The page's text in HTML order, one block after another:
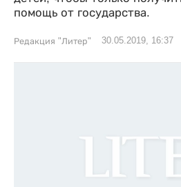
помощь от государства.
Редакция "Литер" 30.05.2019, 16:37